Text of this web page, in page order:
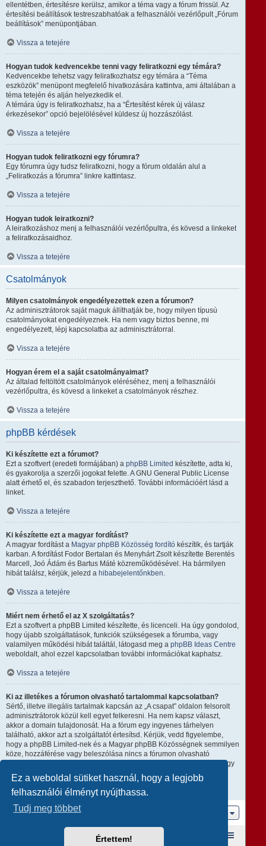
Ez a weboldal sütiket használ, hogy a legjobb
felhasználói élményt nyújthassa.
Tudj meg többet
Értettem!
ellentétben, értesítésre kerülsz, amikor a téma vagy a fórum frissül. Az
értesítési beállítások testreszabhatóak a felhasználói vezérlőpult „Fórum
beállítások” menüpontjában.
Vissza a tetejére
Hogyan tudok kedvencekbe tenni vagy feliratkozni egy témára?
Kedvencekbe tehetsz vagy feliratkozhatsz egy témára a “Téma
eszközök” menüpont megfelelő hivatkozására kattintva, ami általában a
téma tetején és alján helyezkedik el.
A témára úgy is feliratkozhatsz, ha a “Értesítést kérek új válasz
érkezésekor” opció bejelölésével küldesz új hozzászólást.
Vissza a tetejére
Hogyan tudok feliratkozni egy fórumra?
Egy fórumra úgy tudsz feliratkozni, hogy a fórum oldalán alul a
„Feliratkozás a fórumra” linkre kattintasz.
Vissza a tetejére
Hogyan tudok leiratkozni?
A leiratkozáshoz menj a felhasználói vezérlőpultra, és kövesd a linkeket
a feliratkozásaidhoz.
Vissza a tetejére
Csatolmányok
Milyen csatolmányok engedélyezettek ezen a fórumon?
Az adminisztrátorok saját maguk állíthatják be, hogy milyen típusú
csatolmányokat engedélyeznek. Ha nem vagy biztos benne, mi
engedélyezett, lépj kapcsolatba az adminisztrátorral.
Vissza a tetejére
Hogyan érem el a saját csatolmányaimat?
Az általad feltöltött csatolmányok eléréséhez, menj a felhasználói
vezérlőpultra, és kövesd a linkeket a csatolmányok részhez.
Vissza a tetejére
phpBB kérdések
Ki készítette ezt a fórumot?
Ezt a szoftvert (eredeti formájában) a phpBB Limited készítette, adta ki,
és gyakorolja a szerzői jogokat felette. A GNU General Public License
alatt érhető el, és szabadon terjeszthető. További információért lásd a
linket.
Vissza a tetejére
Ki készítette ezt a magyar fordítást?
A magyar fordítást a Magyar phpBB Közösség fordító készítik, és tartják
karban. A fordítást Fodor Bertalan és Menyhárt Zsolt készítette Berentés
Marcell, Joó Ádám és Bartus Máté közreműködésével. Ha bármilyen
hibát találsz, kérjük, jelezd a hibabejelentőnkben.
Vissza a tetejére
Miért nem érhető el az X szolgáltatás?
Ezt a szoftvert a phpBB Limited készítette, és licenceli. Ha úgy gondolod,
hogy újabb szolgáltatások, funkciók szükségesek a fórumba, vagy
valamilyen működési hibát találtál, látogasd meg a phpBB Ideas Centre
weboldalt, ahol ezzel kapcsolatban további információkat kaphatsz.
Vissza a tetejére
Ki az illetékes a fórumon olvasható tartalommal kapcsolatban?
Sértő, illetve illegális tartalmak kapcsán az „A csapat” oldalon felsorolt
adminisztrátorok közül kell egyet felkeresni. Ha nem kapsz választ,
akkor a domain tulajdonosát. Ha a fórum egy ingyenes tárhelyen
található, akkor azt a szolgáltatót értesítsd. Kérjük, vedd figyelembe,
hogy a phpBB Limited-nek és a Magyar phpBB Közösségnek semmilyen
köze, hozzáférése vagy beleszólása nincs a fórumon olvasható
tartalomhoz, ezért nem tehető semmilyen módon felelőssé amiatt, hogy
ki mire használja ezt a fórumot.
Vissza a tetejére